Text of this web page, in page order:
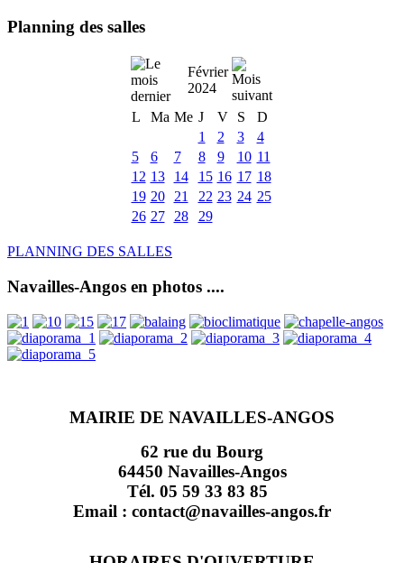
Planning des salles
Février
2024
L
Ma Me J V S
D
1
2 3
4
5
6 7 8 9 10 11
12 13 14 15 16 17 18
19 20 21 22 23 24 25
26 27 28 29
PLANNING DES SALLES
Navailles-Angos en photos ....
MAIRIE DE NAVAILLES-ANGOS
62 rue du Bourg
64450 Navailles-Angos
Tél. 05 59 33 83 85
Email : contact@navailles-angos.fr